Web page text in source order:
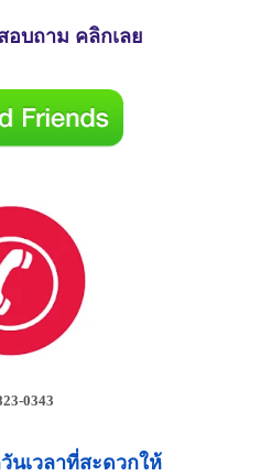
อบถาม คลิกเลย
0343
นเวลาที่สะดวกให้